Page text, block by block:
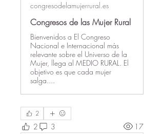
congresodelamujerrural.es
Congresos de las Mujer Rural
Bienvenidos a El Congreso
Nacional e Internacional más
relevante sobre el Universo de la
Mujer, llega al MEDIO RURAL. El
objetivo es que cada mujer
salga....
2
2 3 17